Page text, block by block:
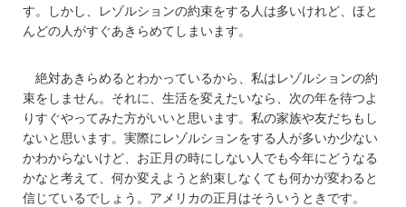
す。しかし、レゾルションの約束をする人は多いけれど、ほと
んどの人がすぐあきらめてしまいます。
絶対あきらめるとわかっているから、私はレゾルションの約
束をしません。それに、生活を変えたいなら、次の年を待つよ
りすぐやってみた方がいいと思います。私の家族や友だちもし
ないと思います。実際にレゾルションをする人が多いか少ない
かわからないけど、お正月の時にしない人でも今年にどうなる
かなと考えて、何か変えようと約束しなくても何かが変わると
信じているでしょう。アメリカの正月はそういうときです。